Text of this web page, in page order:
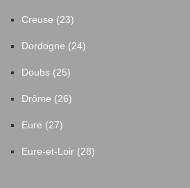
Creuse (23)
Dordogne (24)
Doubs (25)
Drôme (26)
Eure (27)
Eure-et-Loir (28)